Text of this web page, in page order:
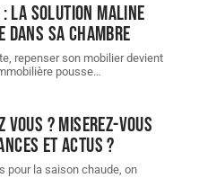
la solution maline
sa chambre
repenser son mobilier devient
pousse…
vous ? Miserez-vous
et actus ?
pour la saison chaude, on